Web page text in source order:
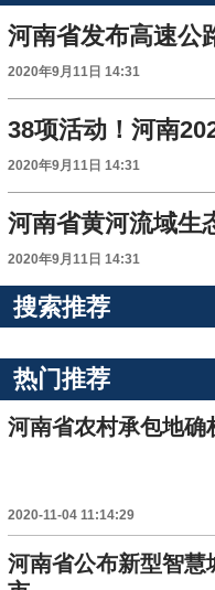
2020年9月11日 14:31
38项活动！河南
2020年9月11日 14:31
河南省黄河流域生
2020年9月11日 14:31
搜索推荐
热门推荐
河南省农村承包地
2020-11-04 11:14:29
河南省公布新型智